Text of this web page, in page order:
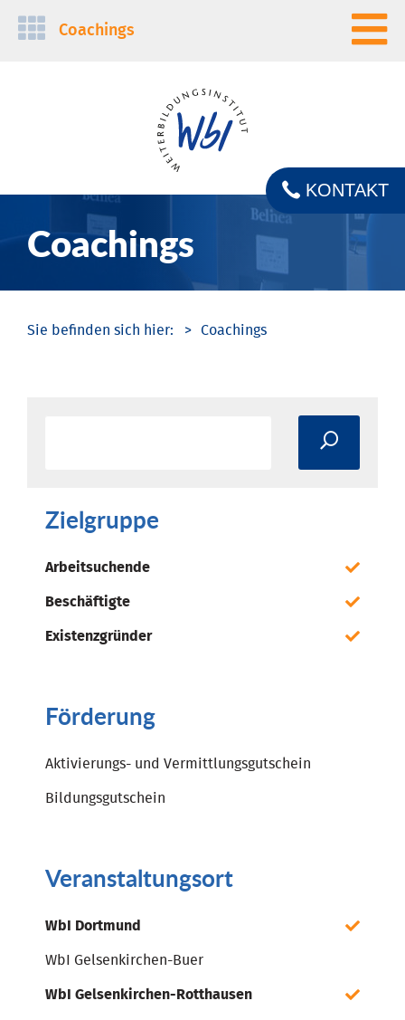
Navigation
Coachings
Coachings
KONTAKT
Coachings
Zielgruppe
Arbeitsuchende
Beschäftigte
Existenzgründer
Förderung
Aktivierungs- und Vermittlungsgutschein
Bildungsgutschein
Veranstaltungsort
WbI Dortmund
WbI Gelsenkirchen-Buer
WbI Gelsenkirchen-Rotthausen